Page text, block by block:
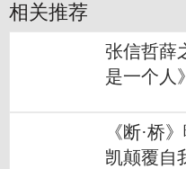
相关推荐
张信哲薛
是一个人
《断·桥
凯颠覆自